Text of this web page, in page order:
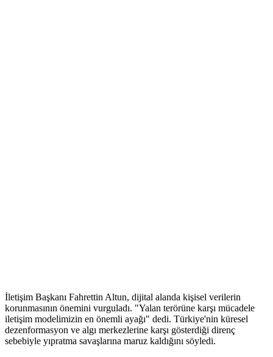
İletişim Başkanı Fahrettin Altun, dijital alanda kişisel verilerin
korunmasının önemini vurguladı. "Yalan terörüne karşı mücadele
iletişim modelimizin en önemli ayağı" dedi. Türkiye'nin küresel
dezenformasyon ve algı merkezlerine karşı gösterdiği direnç
sebebiyle yıpratma savaşlarına maruz kaldığını söyledi.